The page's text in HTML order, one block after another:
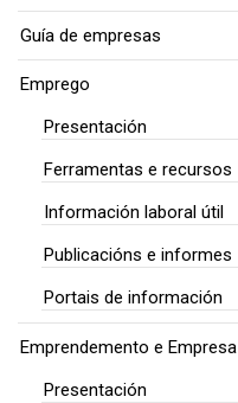
Guía de empresas
Emprego
Presentación
Ferramentas e recursos
Información laboral útil
Publicacións e informes
Portais de información
Emprendemento e Empresa
Presentación